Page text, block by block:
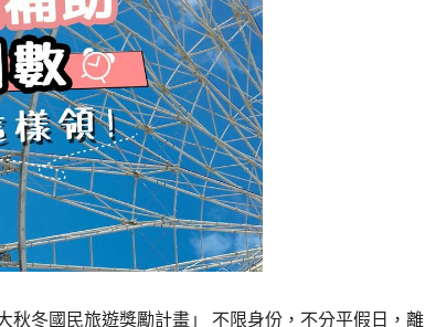
冬國民旅遊獎勵計畫」 不限身份，不分平假日，離